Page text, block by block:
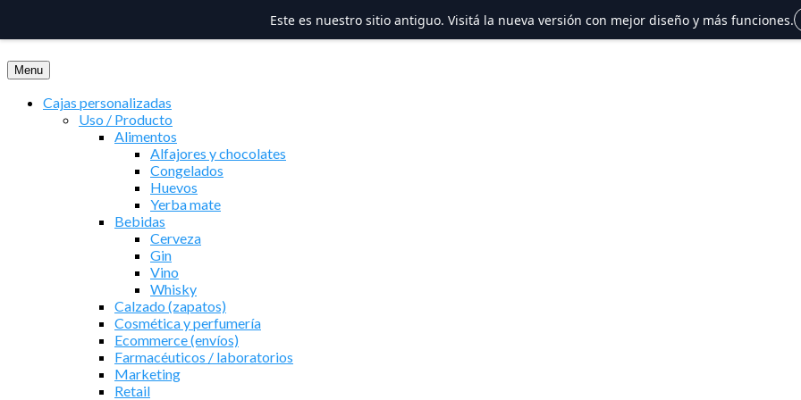
al
contenido
Menu
Cajas personalizadas
Uso / Producto
Alimentos
Alfajores y chocolates
Congelados
Huevos
Yerba mate
Bebidas
Cerveza
Gin
Vino
Whisky
Calzado (zapatos)
Cosmética y perfumería
Ecommerce (envíos)
Farmacéuticos / laboratorios
Marketing
Retail
Este es nuestro sitio antiguo. Visitá la nueva versión con mejor diseño y más funciones.